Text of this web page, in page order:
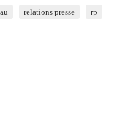
relations presse rp